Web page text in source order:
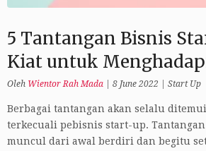
5 Tantangan Bisnis
Kiat untuk
Oleh Wientor Rah Mada 8 June 2022 Start Up
Berbagai tantangan akan selalu
terkecuali pebisnis start-up.
muncul dari awal berdiri dan begitu